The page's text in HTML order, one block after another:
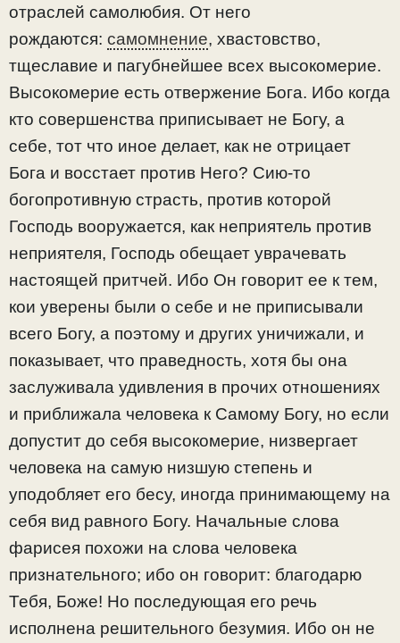
отраслей самолюбия. От него
рождаются: самомнение, хвастовство,
тщеславие и пагубнейшее всех высокомерие.
Высокомерие есть отвержение Бога. Ибо когда
кто совершенства приписывает не Богу, а
себе, тот что иное делает, как не отрицает
Бога и восстает против Него? Сию-то
богопротивную страсть, против которой
Господь вооружается, как неприятель против
неприятеля, Господь обещает уврачевать
настоящей притчей. Ибо Он говорит ее к тем,
кои уверены были о себе и не приписывали
всего Богу, а поэтому и других уничижали, и
показывает, что праведность, хотя бы она
заслуживала удивления в прочих отношениях
и приближала человека к Самому Богу, но если
допустит до себя высокомерие, низвергает
человека на самую низшую степень и
уподобляет его бесу, иногда принимающему на
себя вид равного Богу. Начальные слова
фарисея похожи на слова человека
признательного; ибо он говорит: благодарю
Тебя, Боже! Но последующая его речь
исполнена решительного безумия. Ибо он не